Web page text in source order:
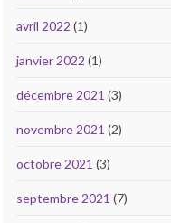
avril 2022 (1)
janvier 2022 (1)
décembre 2021 (3)
novembre 2021 (2)
octobre 2021 (3)
septembre 2021 (7)